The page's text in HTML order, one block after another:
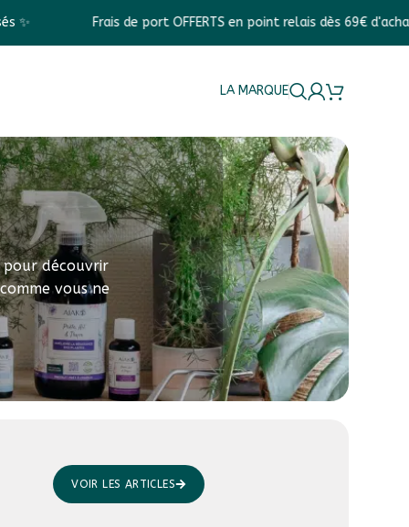
de port OFFERTS en point relais dès 69€ d'achats📦 🎁
LA MARQUE
pour découvrir
vous ne
VOIR LES ARTICLES